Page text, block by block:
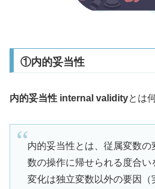
①内的妥当性
内的妥当性 internal validityとは
内的妥当性とは、従属変数
数の操作に帰せられる度合い
変化は独立変数以外の要因（